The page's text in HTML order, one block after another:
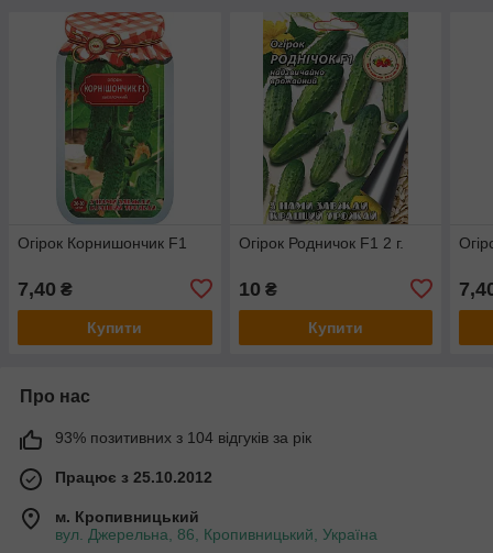
Огірок Корнишончик F1
7,40 ₴
Купити
Огірок Родничок F1 2 г.
10 ₴
Купити
Про нас
93% позитивних з 104 відгуків за рік
Працює з 25.10.2012
м. Кропивницький
вул. Джерельна, 86, Кропивницький, Україна